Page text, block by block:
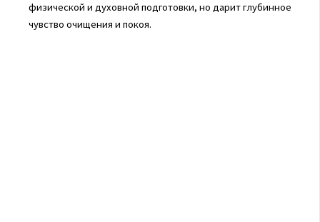
физической и духовной подготовки, но дарит глубинное
чувство очищения и покоя.